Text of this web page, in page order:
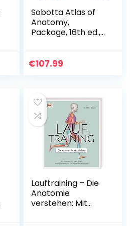
Sobotta Atlas of
Anatomy,
Package, 16th ed.,
System; Internal
€107.99
Lauftraining – Die
Anatomie
verstehen: Mit